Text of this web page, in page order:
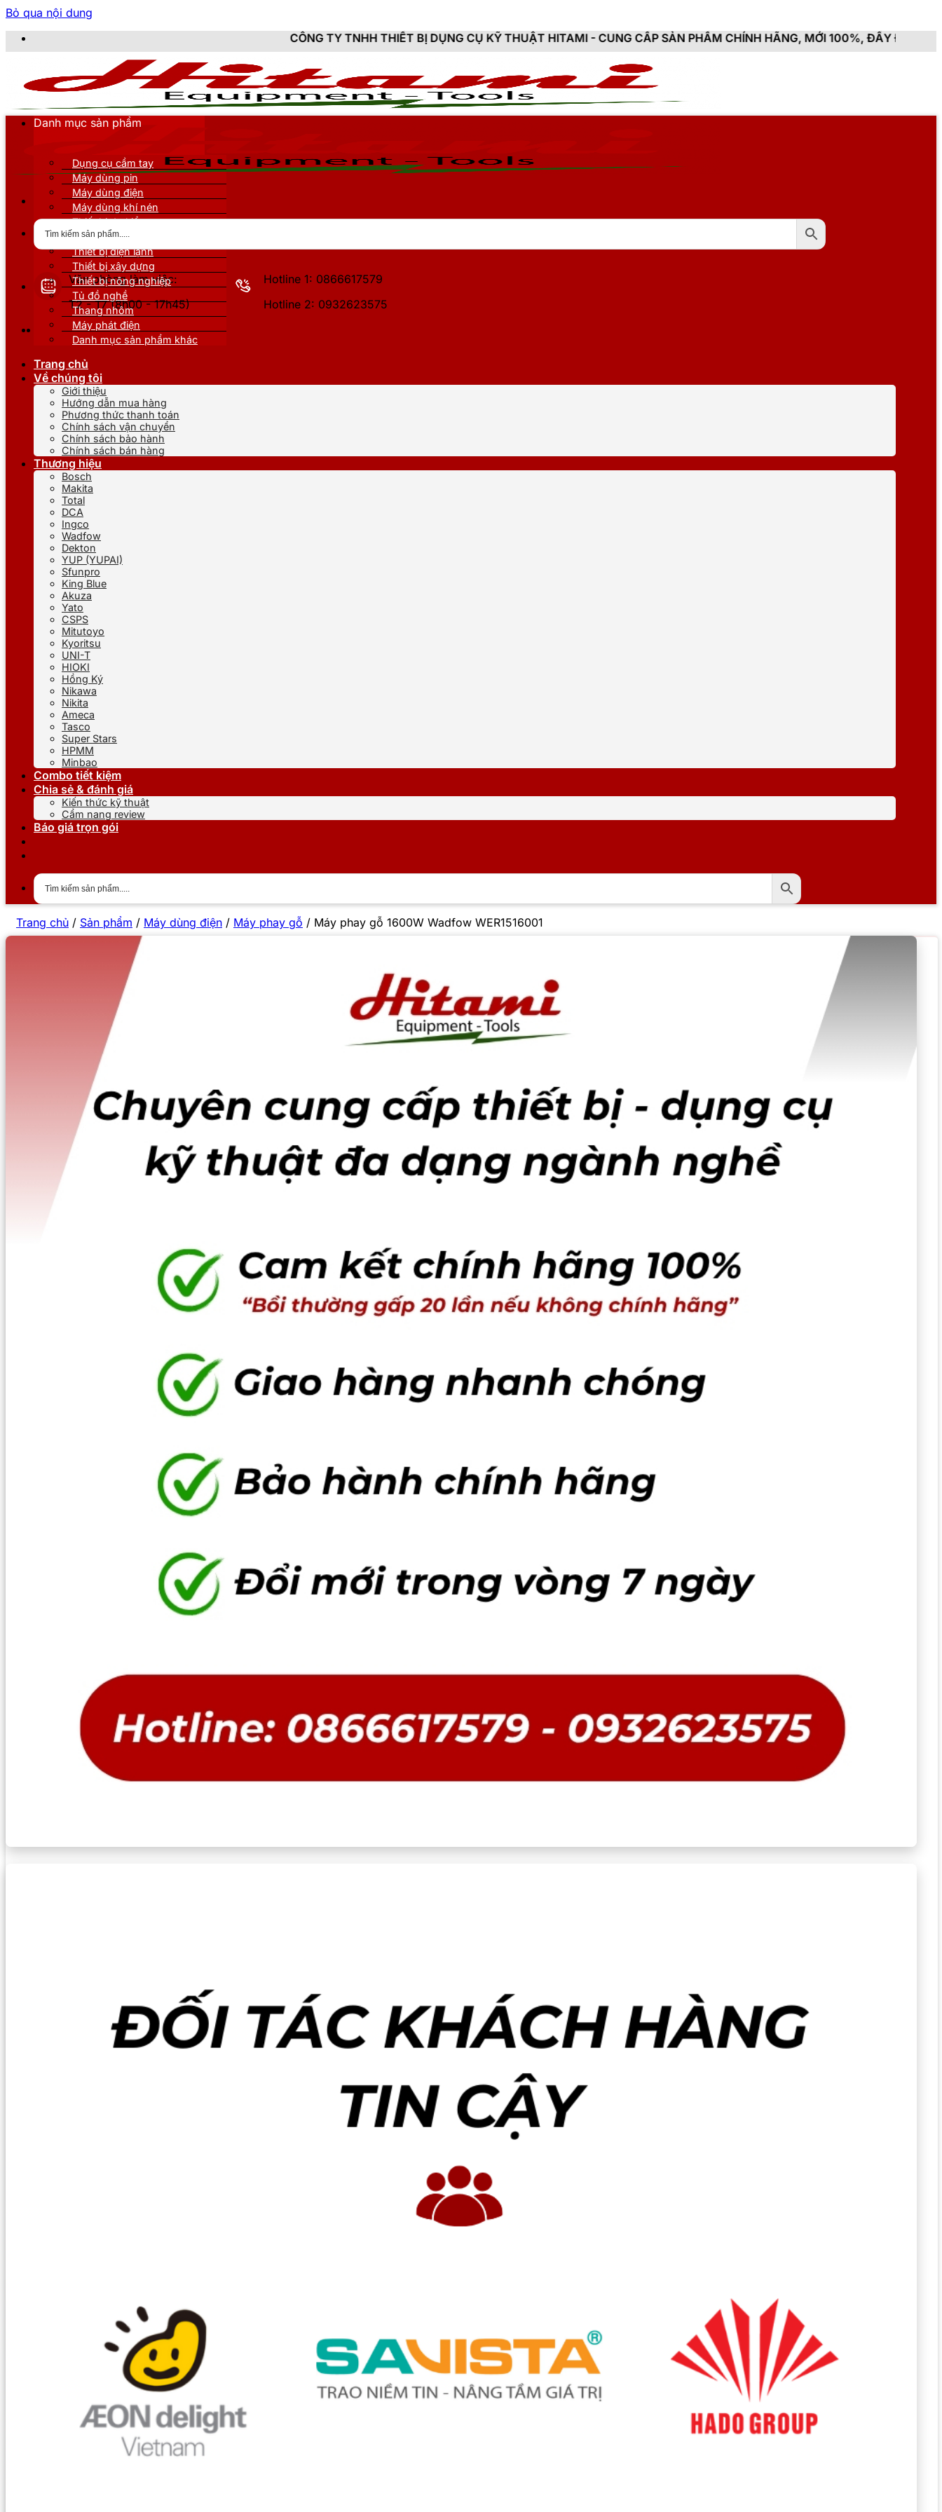
Bỏ qua nội dung
CÔNG TY TNHH THIẾT BỊ DỤNG CỤ KỸ THUẬT HITAMI - CUNG CẤP SẢN PHẨM CHÍNH HÃNG, MỚI 100%, ĐẦY ĐỦ CHỨNG TỪ, HÓA
Văn phòng làm việc:
T2 - T7 (8h00 - 17h45)
Hotline 1: 0866617579
Hotline 2: 0932623575
Danh mục sản phẩm
Dụng cụ cầm tay
Máy dùng pin
Máy dùng điện
Máy dùng khí nén
Thiết bị đo kiểm
Thiết bị nâng đỡ
Thiết bị điện lạnh
Thiết bị xây dựng
Thiết bị nông nghiệp
Tủ đồ nghề
Thang nhôm
Máy phát điện
Danh mục sản phẩm khác
Trang chủ
Về chúng tôi
Giới thiệu
Hướng dẫn mua hàng
Phương thức thanh toán
Chính sách vận chuyển
Chính sách bảo hành
Chính sách bán hàng
Thương hiệu
Bosch
Makita
Total
DCA
Ingco
Wadfow
Dekton
YUP (YUPAI)
Sfunpro
King Blue
Akuza
Yato
CSPS
Mitutoyo
Kyoritsu
UNI-T
HIOKI
Hồng Ký
Nikawa
Nikita
Ameca
Tasco
Super Stars
HPMM
Minbao
Combo tiết kiệm
Chia sẻ & đánh giá
Kiến thức kỹ thuật
Cẩm nang review
Báo giá trọn gói
Trang chủ / Sản phẩm / Máy dùng điện / Máy phay gỗ / Máy phay gỗ 1600W Wadfow WER1516001